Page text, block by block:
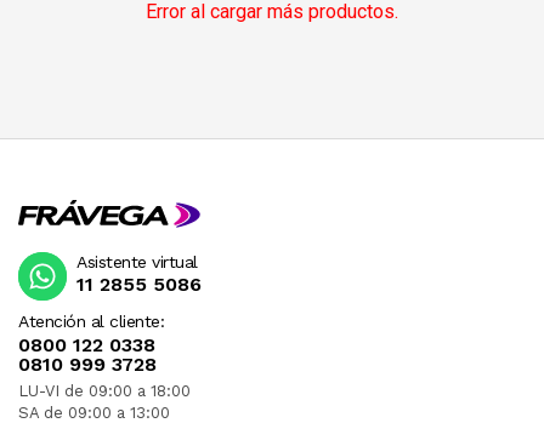
Error al cargar más productos.
Atención al cliente:
0800 122 0338
0810 999 3728
LU-VI de 09:00 a 18:00
SA de 09:00 a 13:00
Asistente virtual
11 2855 5086